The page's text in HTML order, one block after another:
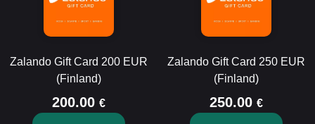
Zalando Gift Card 200 EUR
(Finland)
200.00 €
Zalando Gift Card 250 EUR
(Finland)
250.00 €